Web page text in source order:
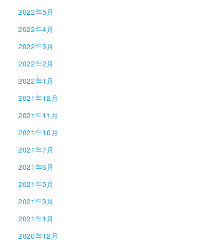
2022年5月
2022年4月
2022年3月
2022年2月
2022年1月
2021年12月
2021年11月
2021年10月
2021年7月
2021年6月
2021年5月
2021年3月
2021年1月
2020年12月